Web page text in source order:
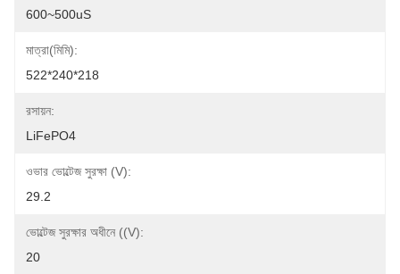
600~500uS
মাত্রা(মিমি):
522*240*218
রসায়ন:
LiFePO4
ওভার ভোল্টেজ সুরক্ষা (V):
29.2
ভোল্টেজ সুরক্ষার অধীনে ((V):
20